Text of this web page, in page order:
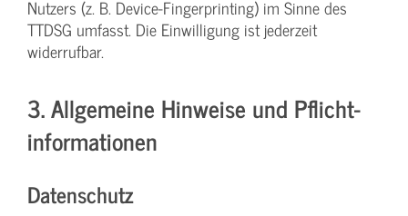
Nutzers (z. B. Device-Fingerprinting) im Sinne des
TTDSG umfasst. Die Einwilligung ist jederzeit
widerrufbar.
3. Allgemeine Hinweise und Pflicht­
informationen
Datenschutz